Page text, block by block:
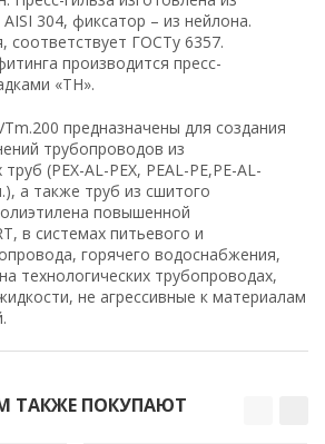
304, фиксатор – из нейлона.
соответствует ГОСТу 6357.
производится пресс-
«ТН».
предназначены для создания
трубопроводов из
(PEX-AL-PEX, PEAL-PE,PE-AL-
а также труб из сшитого
повышенной
в системах питьевого и
горячего водоснабжения,
технологических трубопроводах,
не агрессивные к материалам
ТАКЖЕ ПОКУПАЮТ